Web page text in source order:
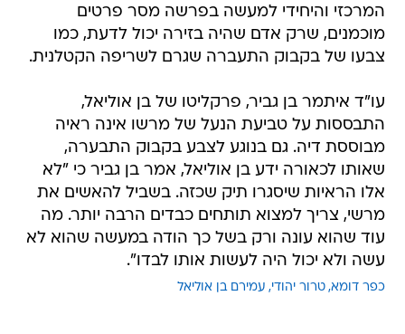
המרכזי והיחידי למעשה בפרשה מסר פרטים
מוכמנים, שרק אדם שהיה בזירה יכול לדעת, כמו
צבעו של בקבוק התעברה שגרם לשריפה הקטלנית.
עו"ד איתמר בן גביר, פרקליטו של בן אוליאל,
התבססות על טביעת הנעל של מרשו אינה ראיה
מבוססת דיה. גם בנוגע לצבע בקבוק התבערה,
שאותו לכאורה ידע בן אוליאל, אמר בן גביר כי "לא
אלו הראיות שיסגרו תיק שכזה. בשביל להאשים את
מרשי, צריך למצוא תותחים כבדים הרבה יותר. מה
עוד שהוא עונה ורק בשל כך הודה במעשה שהוא לא
עשה ולא יכול היה לעשות אותו לבדו".
כפר דומא טרור יהודי עמירם בן אוליאל